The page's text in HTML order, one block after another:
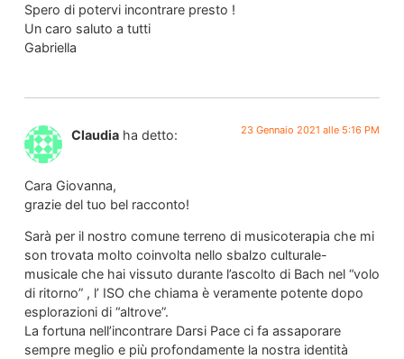
Spero di potervi incontrare presto !
Un caro saluto a tutti
Gabriella
Claudia ha detto: 23 Gennaio 2021 alle 5:16 PM
Cara Giovanna,
grazie del tuo bel racconto!
Sarà per il nostro comune terreno di musicoterapia che mi
son trovata molto coinvolta nello sbalzo culturale-
musicale che hai vissuto durante l’ascolto di Bach nel “volo
di ritorno” , l’ ISO che chiama è veramente potente dopo
esplorazioni di “altrove”.
La fortuna nell’incontrare Darsi Pace ci fa assaporare
sempre meglio e più profondamente la nostra identità